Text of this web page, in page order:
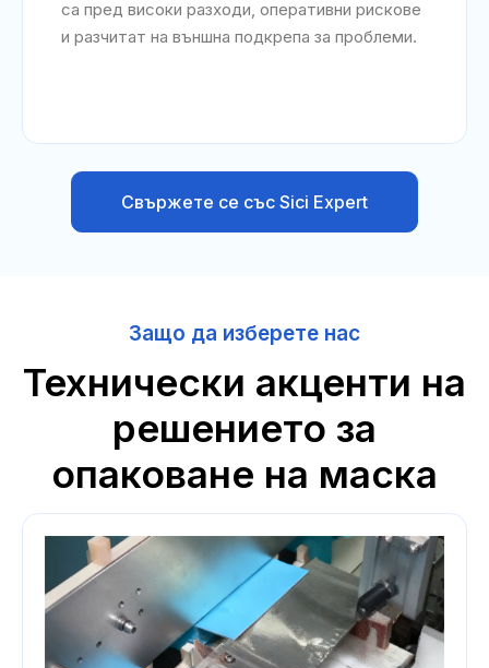
са пред високи разходи, оперативни рискове
и разчитат на външна подкрепа за проблеми.
Свържете се със Sici Expert
Защо да изберете нас
Технически акценти на
решението за
опаковане на маска